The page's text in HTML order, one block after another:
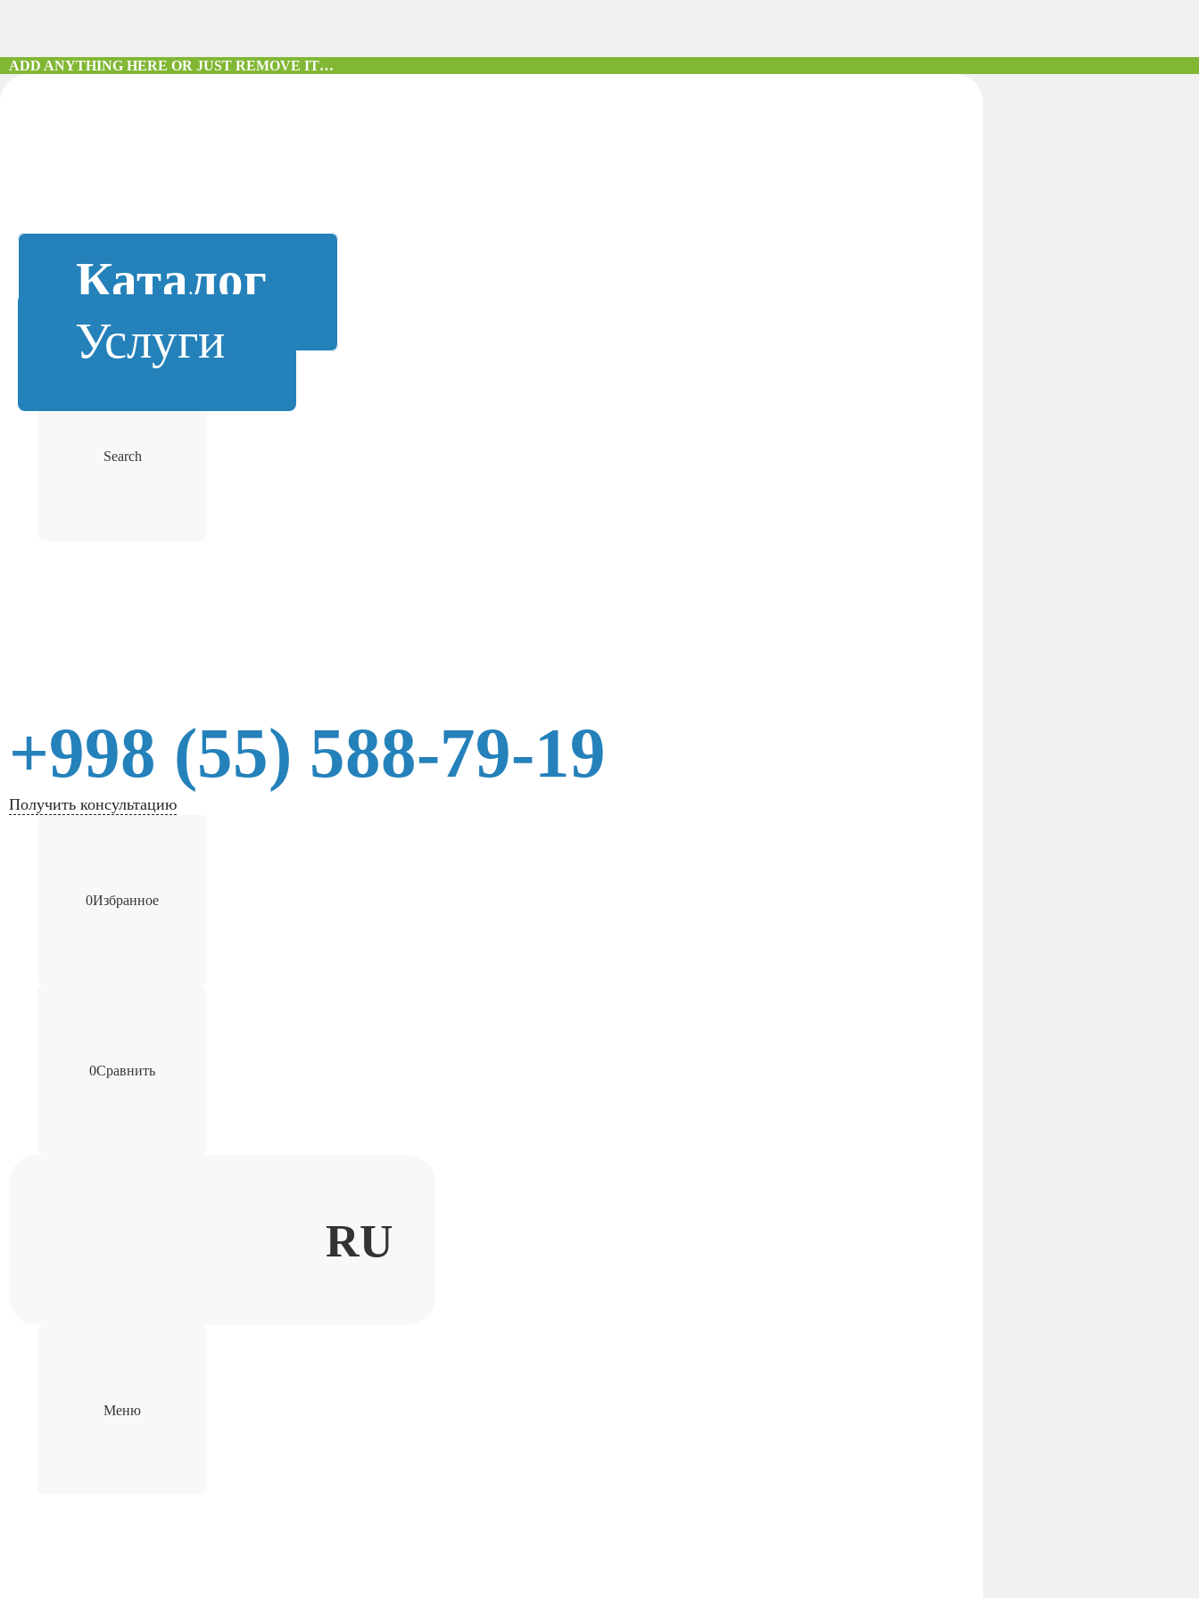
ADD ANYTHING HERE OR JUST REMOVE IT…
Каталог
Услуги
Search
+998 (55) 588-79-19
Получить консультацию
0Избранное
0Сравнить
RU
Меню